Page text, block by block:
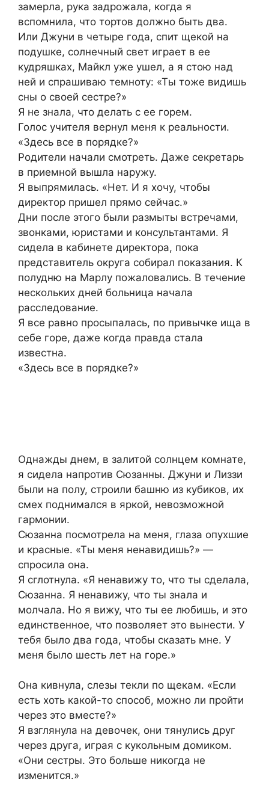
замерла, рука задрожала, когда я
вспомнила, что тортов должно быть два.
Или Джуни в четыре года, спит щекой на
подушке, солнечный свет играет в ее
кудряшках, Майкл уже ушел, а я стою над
ней и спрашиваю темноту: «Ты тоже видишь
сны о своей сестре?»
Я не знала, что делать с ее горем.
Голос учителя вернул меня к реальности.
«Здесь все в порядке?»
Родители начали смотреть. Даже секретарь
в приемной вышла наружу.
Я выпрямилась. «Нет. И я хочу, чтобы
директор пришел прямо сейчас.»
Дни после этого были размыты встречами,
звонками, юристами и консультантами. Я
сидела в кабинете директора, пока
представитель округа собирал показания. К
полудню на Марлу пожаловались. В течение
нескольких дней больница начала
расследование.
Я все равно просыпалась, по привычке ища в
себе горе, даже когда правда стала
известна.
«Здесь все в порядке?»
Однажды днем, в залитой солнцем комнате,
я сидела напротив Сюзанны. Джуни и Лиззи
были на полу, строили башню из кубиков, их
смех поднимался в яркой, невозможной
гармонии.
Сюзанна посмотрела на меня, глаза опухшие
и красные. «Ты меня ненавидишь?» —
спросила она.
Я сглотнула. «Я ненавижу то, что ты сделала,
Сюзанна. Я ненавижу, что ты знала и
молчала. Но я вижу, что ты ее любишь, и это
единственное, что позволяет это вынести. У
тебя было два года, чтобы сказать мне. У
меня было шесть лет на горе.»
Она кивнула, слезы текли по щекам. «Если
есть хоть какой-то способ, можно ли пройти
через это вместе?»
Я взглянула на девочек, они тянулись друг
через друга, играя с кукольным домиком.
«Они сестры. Это больше никогда не
изменится.»